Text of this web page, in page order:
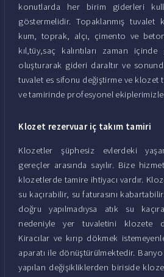
konutlarda her birim giderleri
göstermelidir. Topaklanmış tuvalet
kum, toprak, alçı, çimento ve
kıl,tüy,saç kalıntıları zaman içinde
oluşturarak gideri daraltır ve
tuvalet es sifonu değiştirme ve klozet
ve tamirinde profesyonel
Klozet rezervuar iç takım tamiri
Klozetler şüphesiz evlerdeki
gereçler arasında sayılır. Bize
klozetlerde tamire ihtiyacı vardır.
su kaçırabilir, su faturasını
doğru yapılmadıysa atık su
nedeniyle yer tuvaletini klozete
Kiracılar ve kırıp dökmek
aparatı ile dönüştürülmektedir.
yapılan değişikliklerden biriside